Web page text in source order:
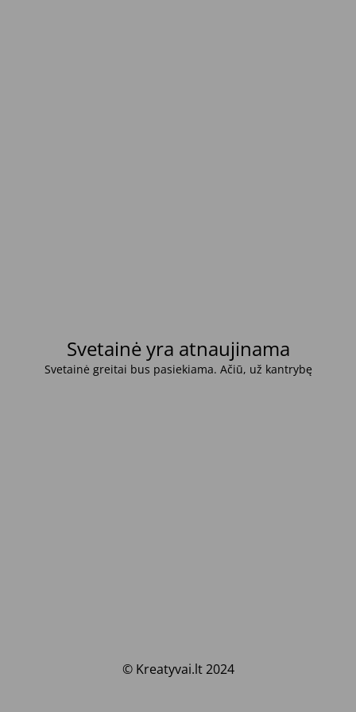
Svetainė yra atnaujinama
Svetainė greitai bus pasiekiama. Ačiū, už kantrybę
© Kreatyvai.lt 2024